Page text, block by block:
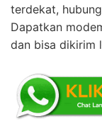
terdekat,
Dapatkan
dan bisa dikirim